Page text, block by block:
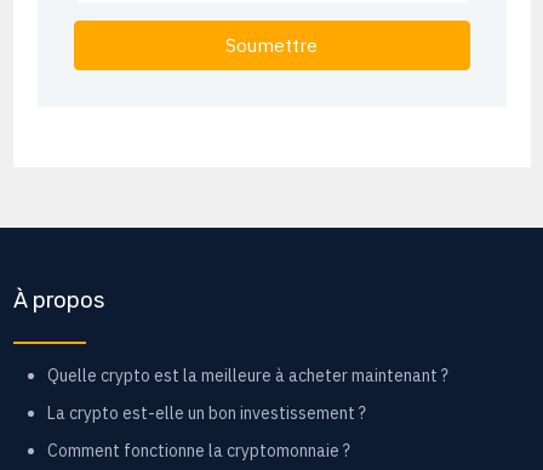
Soumettre
À propos
Quelle crypto est la meilleure à acheter maintenant ?
La crypto est-elle un bon investissement ?
Comment fonctionne la cryptomonnaie ?